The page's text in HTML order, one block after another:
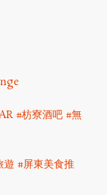
#枋寮酒吧 #無
遊 #屏東美食推